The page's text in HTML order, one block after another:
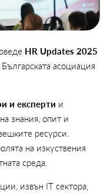
HR Updates 2025
асоциация
и експерти и
знания, опит и
ресурси.
на изкуствения
среда.
извън IT сектора,